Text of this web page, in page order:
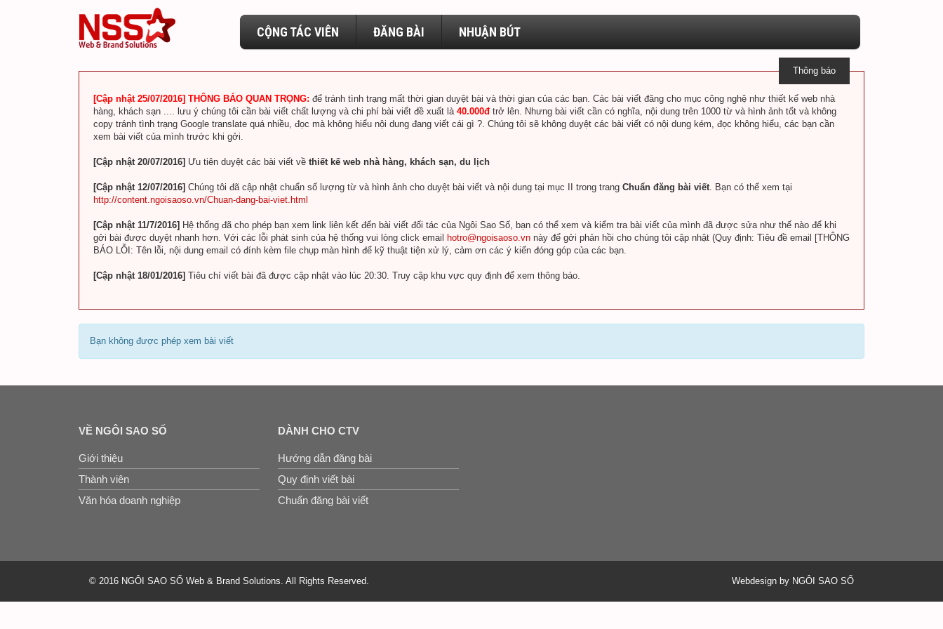
CỘNG TÁC VIÊN ĐĂNG BÀI NHUẬN BÚT
Thông báo
[Cập nhật 25/07/2016] THÔNG BÁO QUAN TRỌNG: để tránh tình trạng mất thời gian duyệt bài và thời gian của các bạn. Các bài viết đăng cho mục công nghệ như thiết kế web nhà
hàng, khách sạn .... lưu ý chúng tôi cần bài viết chất lượng và chi phí bài viết đề xuất là 40.000đ trở lên. Nhưng bài viết cần có nghĩa, nội dung trên 1000 từ và hình ảnh tốt và không
copy tránh tình trạng Google translate quá nhiều, đọc mà không hiểu nội dung đang viết cái gì ?. Chúng tôi sẽ không duyệt các bài viết có nội dung kém, đọc không hiểu, các bạn cần
xem bài viết của mình trước khi gởi.
[Cập nhật 20/07/2016] Ưu tiên duyệt các bài viết về thiết kế web nhà hàng, khách sạn, du lịch
[Cập nhật 12/07/2016] Chúng tôi đã cập nhật chuẩn số lượng từ và hình ảnh cho duyệt bài viết và nội dung tại mục II trong trang Chuẩn đăng bài viết. Bạn có thể xem tại
http://content.ngoisaoso.vn/Chuan-dang-bai-viet.html
[Cập nhật 11/7/2016] Hệ thống đã cho phép bạn xem link liên kết đến bài viết đối tác của Ngôi Sao Số, bạn có thể xem và kiểm tra bài viết của mình đã được sửa như thế nào để khi
gởi bài được duyệt nhanh hơn. Với các lỗi phát sinh của hệ thống vui lòng click email
hotro@ngoisaoso.vn này để gởi phản hồi cho chúng tôi cập nhật (Quy định: Tiêu đề email [THÔNG
BÁO LỖI: Tên lỗi, nội dung email có đính kèm file chụp màn hình để kỹ thuật tiện xử lý, cảm ơn các ý kiến đóng góp của các bạn.
[Cập nhật 18/01/2016] Tiêu chí viết bài đã được cập nhật vào lúc 20:30. Truy cập khu vực quy định để xem thông báo.
Bạn không được phép xem bài viết
VỀ NGÔI SAO SỐ
Giới thiệu
Thành viên
Văn hóa doanh nghiệp
DÀNH CHO CTV
Hướng dẫn đăng bài
Quy định viết bài
Chuẩn đăng bài viết
© 2016 NGÔI SAO SỐ Web & Brand Solutions. All Rights Reserved. Webdesign by NGÔI SAO SỐ